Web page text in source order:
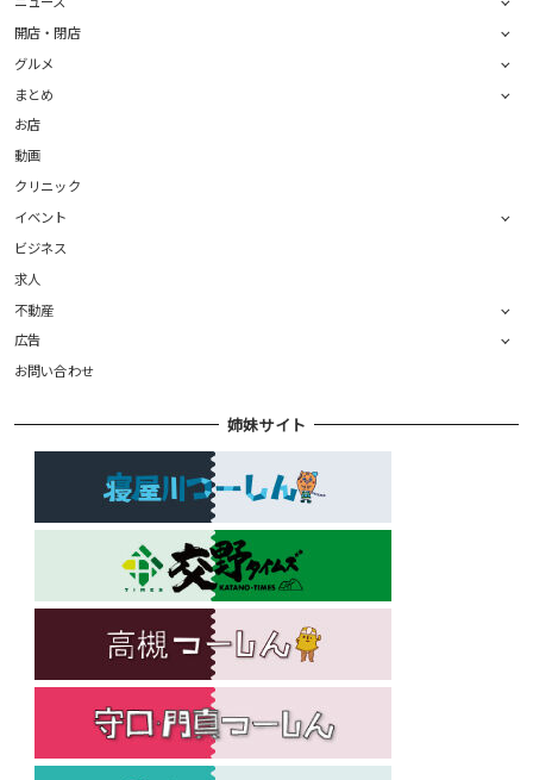
開店・閉店
グルメ
まとめ
お店
動画
クリニック
イベント
ビジネス
求人
不動産
広告
お問い合わせ
姉妹サイト